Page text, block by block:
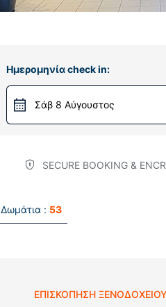
Ημερομηνία check in:
Σάβ 8 Αύγουστος
SECURE BOOKING &
Δωμάτια : 53
ΕΠΙΣΚΌΠΗΣΗ ΞΕΝΟΔΟΧΕΊΟΥ